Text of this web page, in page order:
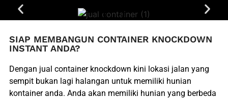
SIAP MEMBANGUN CONTAINER KNOCKDOWN
INSTANT ANDA?
Dengan jual containerknockdown kini lokasi jalan yang
sempit bukan lagi halangan untuk memiliki hunian
kontainer anda. Anda akan memiliki hunian yang berbeda